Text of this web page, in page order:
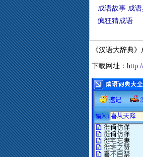
成语故事 成
疯狂猜成语
《汉语大辞典
下载网址：